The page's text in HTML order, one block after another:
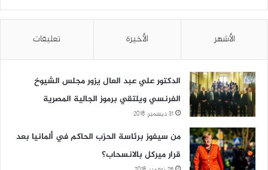
الأشهر الأخيرة تعليقات
الدكتور علي عبد العال يزور مجلس الشيوخ
الفرنسي ويلتقي برموز الجالية المصرية
31 ديسمبر، 2018
من سيفوز برئاسة الحزب الحاكم في ألمانيا بعد
قرار ميركل بالانسحاب؟